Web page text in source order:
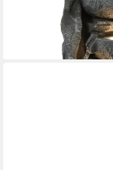
solarfähiger
259,99 €
lieferbar - in 4-5